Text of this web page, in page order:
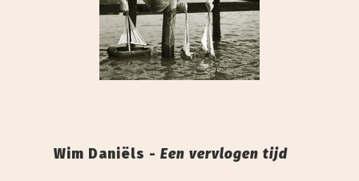
Wim Daniëls -Een vervlogen tijd